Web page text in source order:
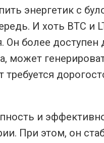
энергетик с
И хоть BTC
Он более
может
и
При этом, он